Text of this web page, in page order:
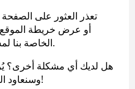
تعذر العثور على
الخاصة بنا لمساعدتك في العثور على ما تريد.
هل لديك أي مشكلة أخرى؟
وسنعاود التواصل معك. شكرًا على صبرك!